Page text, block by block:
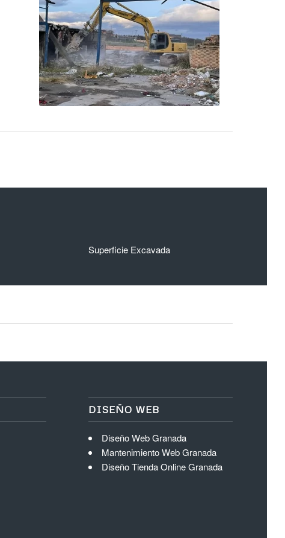
Superficie Excavada
DISEÑO WEB
Diseño Web Granada
Mantenimiento Web Granada
Diseño Tienda Online Granada